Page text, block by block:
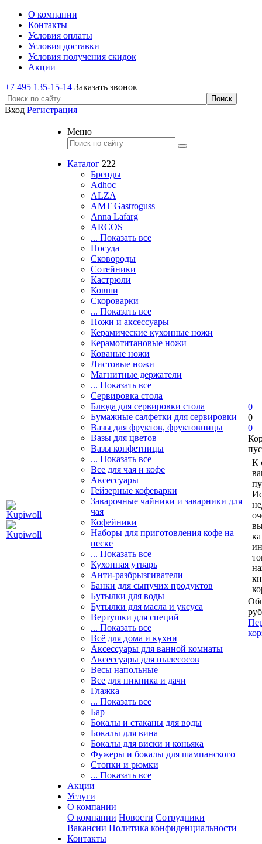
О компании
Контакты
Условия оплаты
Условия доставки
Условия получения скидок
Акции
+7 495 135-15-14 Заказать звонок
Вход Регистрация
Меню
Каталог 222
Бренды
Adhoc
ALZA
AMT Gastroguss
Anna Lafarg
ARCOS
... Показать все
Посуда
Сковороды
Сотейники
Кастрюли
Ковши
Скороварки
... Показать все
Ножи и аксессуары
Керамические кухонные ножи
Керамотитановые ножи
Кованые ножи
Листовые ножи
Магнитные держатели
... Показать все
Сервировка стола
Блюда для сервировки стола
Бумажные салфетки для сервировки
Вазы для фруктов, фруктовницы
Вазы для цветов
Вазы конфетницы
... Показать все
Все для чая и кофе
Аксессуары
Гейзерные кофеварки
Заварочные чайники и заварники для
чая
Кофейники
Наборы для приготовления кофе на
песке
... Показать все
Кухонная утварь
Анти-разбрызгиватели
Банки для сыпучих продуктов
Бутылки для воды
Бутылки для масла и уксуса
Вертушки для специй
... Показать все
Всё для дома и кухни
Аксессуары для ванной комнаты
Аксессуары для пылесосов
Весы напольные
Все для пикника и дачи
Глажка
... Показать все
Бар
Бокалы и стаканы для воды
Бокалы для вина
Бокалы для виски и коньяка
Фужеры и бокалы для шампанского
Стопки и рюмки
... Показать все
Акции
Услуги
О компании
О компании Новости Сотрудники
Вакансии Политика конфиденциальности
Контакты
0
0
0
К